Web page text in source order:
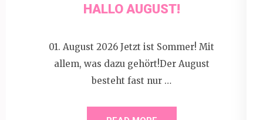
HALLO AUGUST!
01. August 2026 Jetzt ist Sommer! Mit
allem, was dazu gehört!Der August
besteht fast nur …